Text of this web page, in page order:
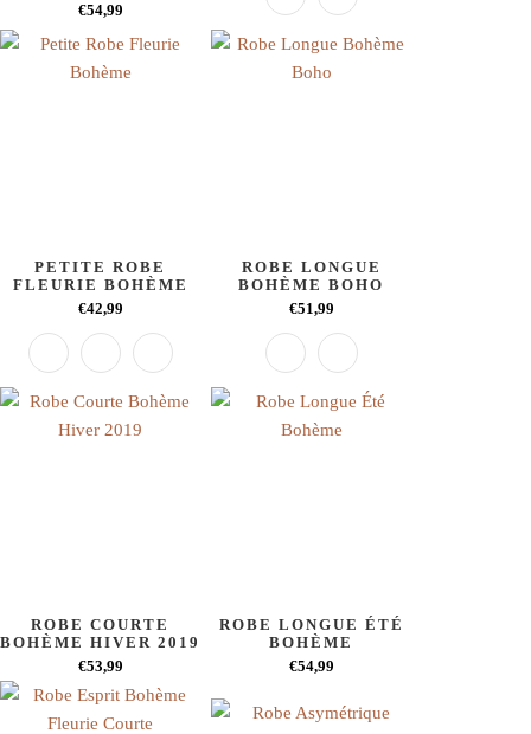
€54,99
PETITE ROBE
FLEURIE BOHÈME
€42,99
ROBE LONGUE
BOHÈME BOHO
€51,99
ROBE COURTE
BOHÈME HIVER 2019
€53,99
ROBE LONGUE ÉTÉ
BOHÈME
€54,99